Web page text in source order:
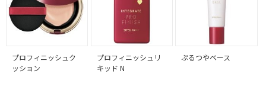
プロフィニッシュク
ッション
プロフィニッシュリ
キッド N
ぷるつやベース